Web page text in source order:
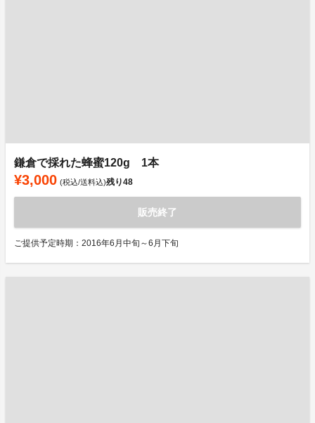
鎌倉で採れた蜂蜜120g 1本
¥3,000 (税込/送料込)残り48
販売終了
ご提供予定時期：2016年6月中旬～6月下旬